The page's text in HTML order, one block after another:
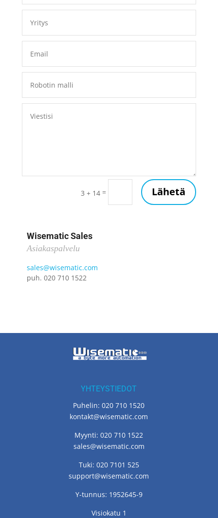
3 + 14 = Lähetä
Wisematic Sales
Asiakaspalvelu
sales@wisematic.com
puh. 020 710 1522
YHTEYSTIEDOT
Puhelin: 020 710 1520
kontakt@wisematic.com
Myynti: 020 710 1522
sales@wisematic.com
Tuki: 020 7101 525
support@wisematic.com
Y-tunnus: 1952645-9
Visiokatu 1